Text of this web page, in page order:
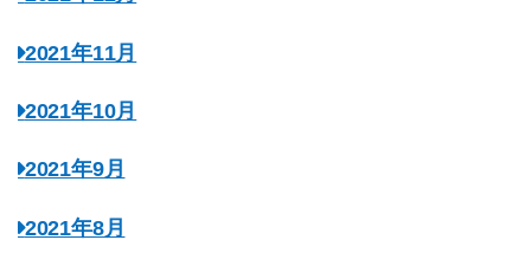
2021年11月
2021年10月
2021年9月
2021年8月